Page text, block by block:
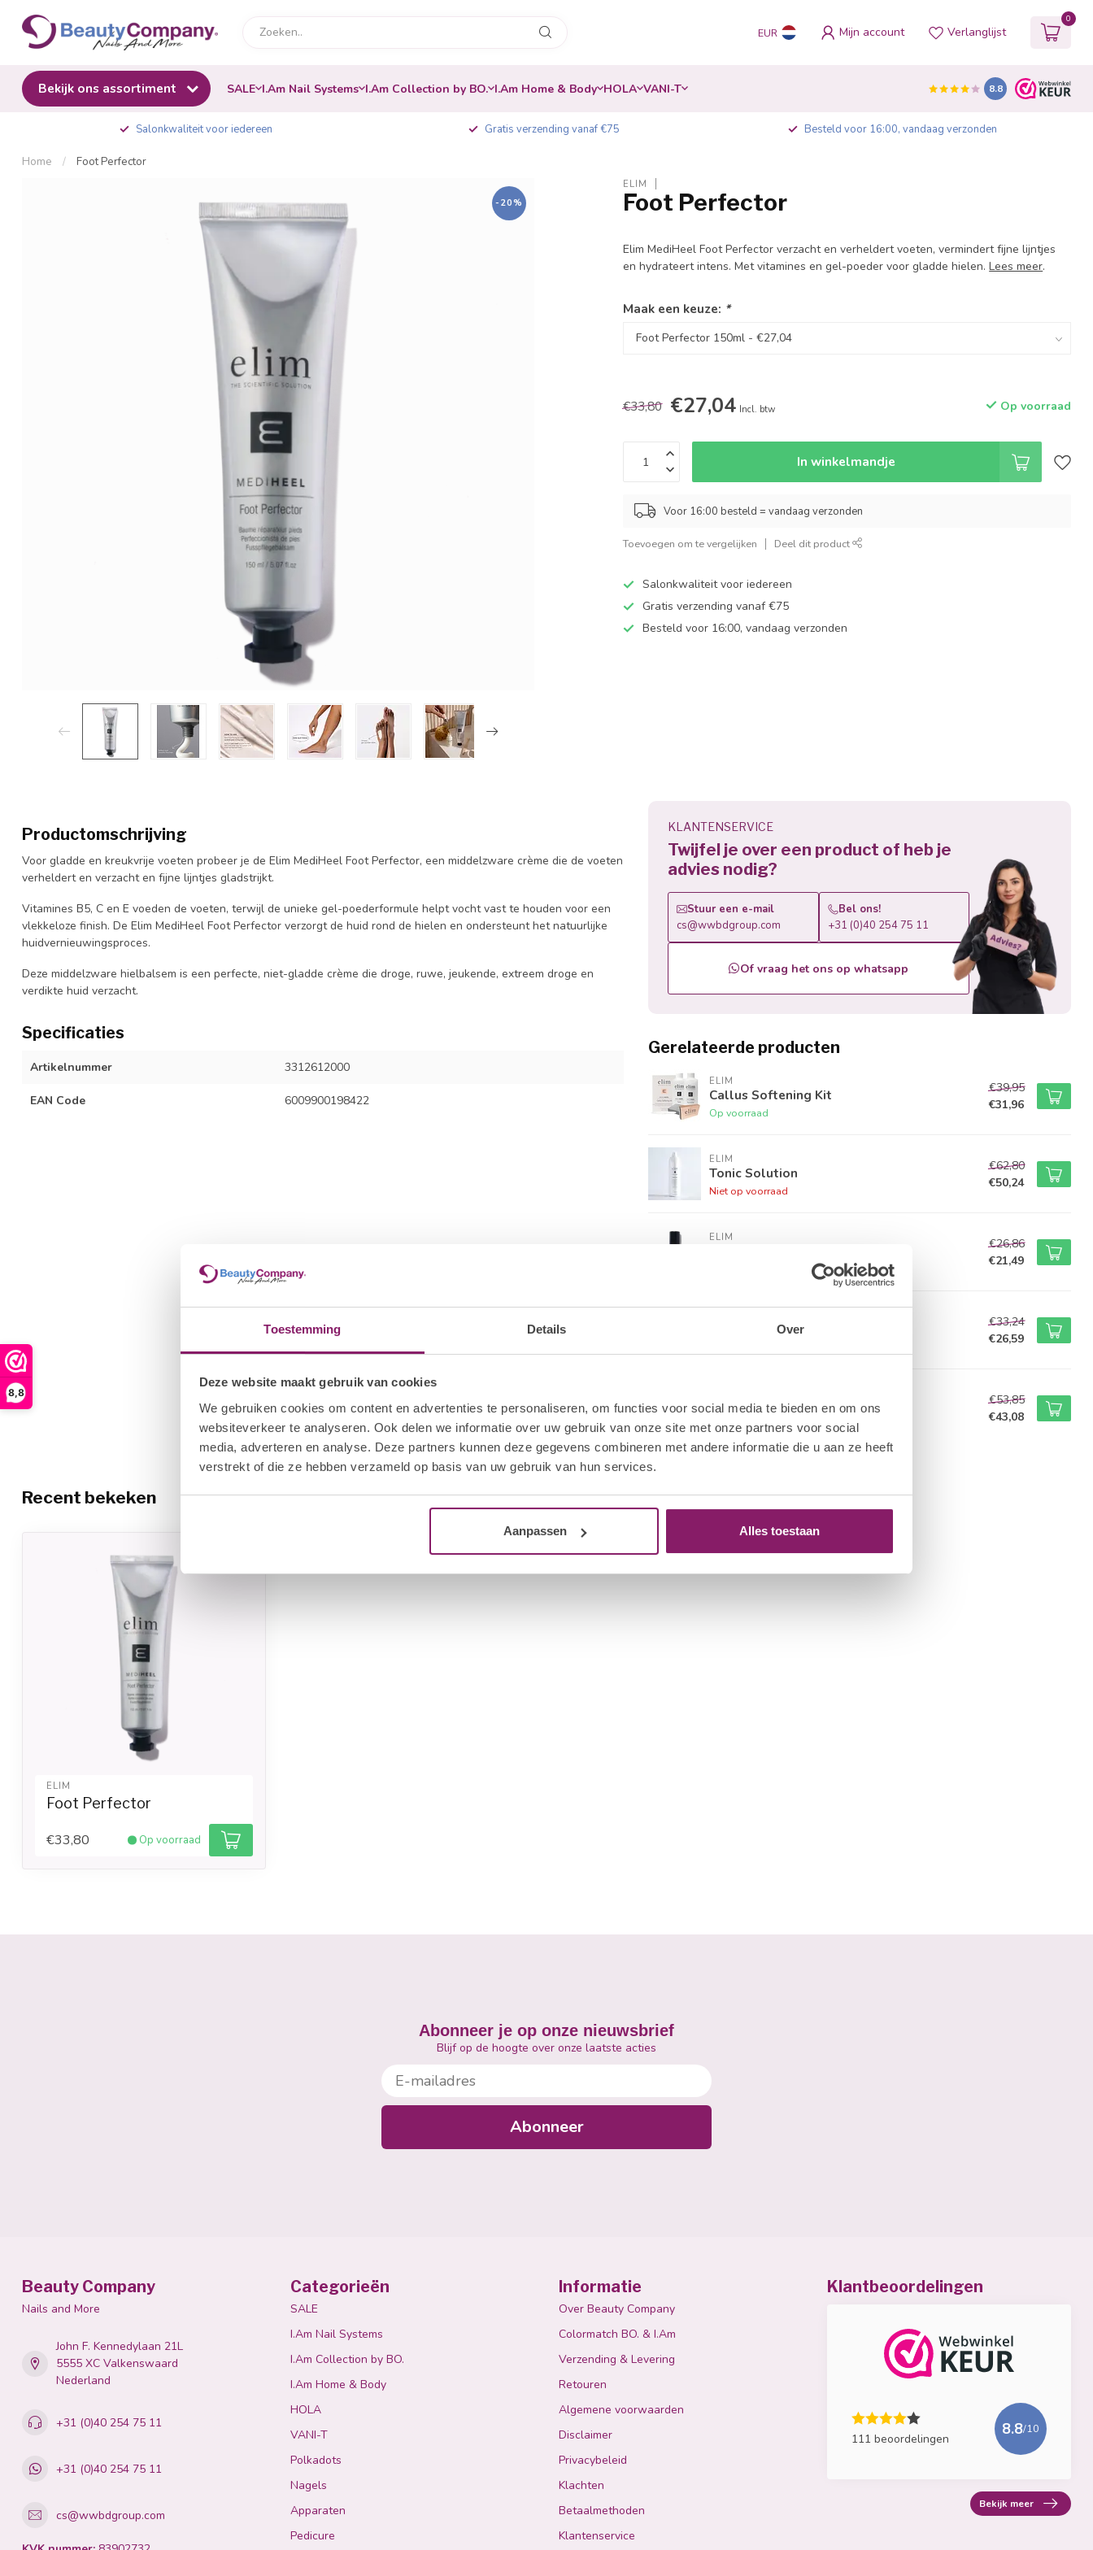
Toestemming Details Over
Deze website maakt gebruik van cookies
We gebruiken cookies om content en advertenties te personaliseren, om functies voor social media te bieden en om ons
websiteverkeer te analyseren. Ook delen we informatie over uw gebruik van onze site met onze partners voor social
media, adverteren en analyse. Deze partners kunnen deze gegevens combineren met andere informatie die u aan ze heeft
verstrekt of die ze hebben verzameld op basis van uw gebruik van hun services.
Aanpassen Alles toestaan
8,8
EUR Mijn account Verlanglijst
0
Bekijk ons assortiment SALE I.Am Nail Systems I.Am Collection by BO. I.Am Home & Body HOLA VANI-T 8.8
Salonkwaliteit voor iedereen Gratis verzending vanaf €75 Besteld voor 16:00, vandaag verzonden
Home / Foot Perfector
-20%
ELIM
Foot Perfector
Elim MediHeel Foot Perfector verzacht en verheldert voeten, vermindert fijne lijntjes
en hydrateert intens. Met vitamines en gel-poeder voor gladde hielen.Lees meer.
Maak een keuze: *
€33,80 €27,04 Incl. btw Op voorraad
In winkelmandje
Voor 16:00 besteld = vandaag verzonden
Toevoegen om te vergelijken Deel dit product
Salonkwaliteit voor iedereen
Gratis verzending vanaf €75
Besteld voor 16:00, vandaag verzonden
Productomschrijving
Voor gladde en kreukvrije voeten probeer je de Elim MediHeel Foot Perfector, een middelzware crème die de voeten
verheldert en verzacht en fijne lijntjes gladstrijkt.
Vitamines B5, C en E voeden de voeten, terwijl de unieke gel-poederformule helpt vocht vast te houden voor een
vlekkeloze finish. De Elim MediHeel Foot Perfector verzorgt de huid rond de hielen en ondersteunt het natuurlijke
huidvernieuwingsproces.
Deze middelzware hielbalsem is een perfecte, niet-gladde crème die droge, ruwe, jeukende, extreem droge en
verdikte huid verzacht.
Specificaties
Artikelnummer 3312612000
EAN Code 6009900198422
KLANTENSERVICE
Twijfel je over een product of heb je
advies nodig?
Stuur een e-mail
cs@wwbdgroup.com
Bel ons!
+31 (0)40 254 75 11
Of vraag het ons op whatsapp
Gerelateerde producten
ELIM
Callus Softening Kit
Op voorraad
€39,95
€31,96
ELIM
Tonic Solution
Niet op voorraad
€62,80
€50,24
ELIM
€26,86
€21,49
PH Neutralizer
€33,24
€26,59
Intense Night Repair Cream
Op voorraad
€53,85
€43,08
Recent bekeken
ELIM
Foot Perfector
€33,80 Op voorraad
Abonneer je op onze nieuwsbrief
Blijf op de hoogte over onze laatste acties
E-mailadres
Abonneer
Beauty Company
Nails and More
John F. Kennedylaan 21L
5555 XC Valkenswaard
Nederland
+31 (0)40 254 75 11
+31 (0)40 254 75 11
cs@wwbdgroup.com
Categorieën
SALE
I.Am Nail Systems
I.Am Collection by BO.
I.Am Home & Body
HOLA
VANI-T
Polkadots
Nagels
Apparaten
Pedicure
Informatie
Over Beauty Company
Colormatch BO. & I.Am
Verzending & Levering
Retouren
Algemene voorwaarden
Disclaimer
Privacybeleid
Klachten
Betaalmethoden
Klantenservice
Klantbeoordelingen
111 beoordelingen
8.8/10
Bekijk meer